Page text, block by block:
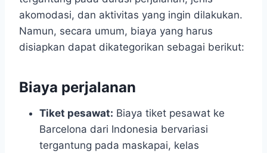
akomodasi, dan aktivitas yang ingin dilakukan.
Namun, secara umum, biaya yang harus
disiapkan dapat dikategorikan sebagai berikut:
Biaya perjalanan
Tiket pesawat: Biaya tiket pesawat ke
Barcelona dari Indonesia bervariasi
tergantung pada maskapai, kelas